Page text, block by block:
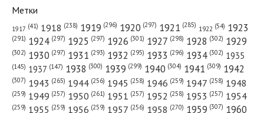
№ 128 от июня 1935 года — «Красный Север»
№ 92 от апреля 1976 года — «Красный Север»
Метки
1917 (41) 1918 (238) 1919 (296) 1920 (297) 1921 (285) 1922 (54) 1923
(291) 1924 (297) 1925 (297) 1926 (301) 1927 (298) 1928 (302) 1929
(302) 1930 (297) 1931 (293) 1932 (295) 1933 (296) 1934 (302) 1935
(145) 1937 (147) 1938 (300) 1939 (299) 1940 (304) 1941 (309) 1942
(307) 1943 (265) 1944 (256) 1945 (258) 1946 (259) 1947 (258) 1948
(259) 1949 (257) 1950 (261) 1951 (257) 1952 (258) 1953 (257) 1954
(259) 1955 (259) 1956 (259) 1957 (256) 1958 (270) 1959 (307) 1960